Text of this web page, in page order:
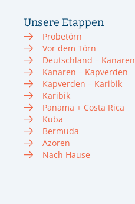
Unsere Etappen
Probetörn
Vor dem Törn
Deutschland – Kanaren
Kanaren – Kapverden
Kapverden – Karibik
Karibik
Panama + Costa Rica
Kuba
Bermuda
Azoren
Nach Hause